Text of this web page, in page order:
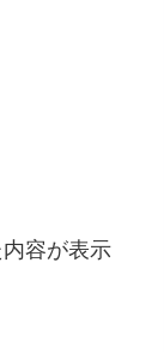
容が表示